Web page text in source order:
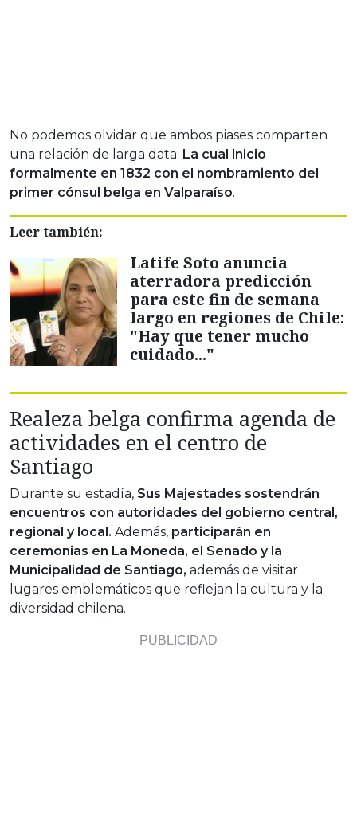
No podemos olvidar que ambos piases comparten
una relación de larga data. La cual inicio
formalmente en 1832 con el nombramiento del
primer cónsul belga en Valparaíso.
Leer también:
Latife Soto anuncia
aterradora predicción
para este fin de semana
largo en regiones de Chile:
"Hay que tener mucho
cuidado..."
Realeza belga confirma agenda de
actividades en el centro de
Santiago
Durante su estadía, Sus Majestades sostendrán
encuentros con autoridades del gobierno central,
regional y local. Además, participarán en
ceremonias en La Moneda, el Senado y la
Municipalidad de Santiago, además de visitar
lugares emblemáticos que reflejan la cultura y la
diversidad chilena.